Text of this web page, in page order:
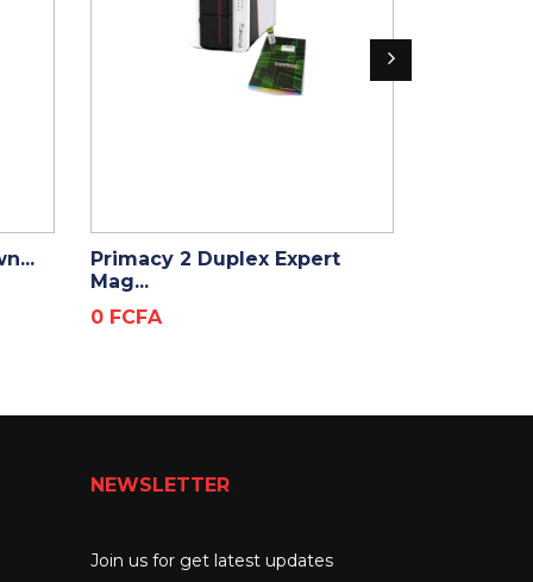
ADD TO CART
Primacy 2 Duplex Expert
Mag...
Prix
0 FCFA
NEWSLETTER
Join us for get latest updates